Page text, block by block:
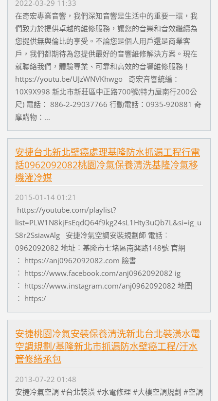
2022-03-29 11:33
在奇宏專業音響，我們深知音響是生活中的重要一環，我
們致力於提供卓越的維修服務，讓您的音樂和音效繼續為
您提供無與倫比的享受。不論您是個人用戶還是商業客
戶，我們都期待為您提供最好的音響維修解決方案。現在
就聯絡我們，體驗專業、可靠和高效的音響維修服務！
https://youtu.be/UJzWNVKhwgo 奇宏音響統編：
10X9X998 新北市新莊區中正路700號(特力屋南行200公
尺) 電話： 886-2-29037766 行動電話：0935-920881 奇
摩購物：...
安捷台北新北壁癌處理基隆防水抓漏工程行電
話0962092082桃園冷氣保養清洗基隆冷氣移
機灌冷媒
2015-01-14 01:21
https://youtube.com/playlist?
list=PLW1N8kjFsEqdQ64f9kg24sL1Hty3uQb7L&si=ig_u
S8r2SsiawAlg 安捷冷氣空調安裝規劃師 電話︰
0962092082 地址︰基隆市七堵區南興路148號 官網
︰ https://anj0962092082.com 臉書
︰ https://www.facebook.com/anj0962092082 ig
︰ https://www.instagram.com/anj0962092082 地圖
︰ https:/
安捷桃園冷氣安裝保養清洗新北台北裝潢水電
空調規劃/基隆新北市抓漏防水壁癌工程/汙水
管修繕承包
2013-07-22 01:48
安捷冷氣空調 #台北裝潢 #水電修理 #大樓空調規劃 #空調